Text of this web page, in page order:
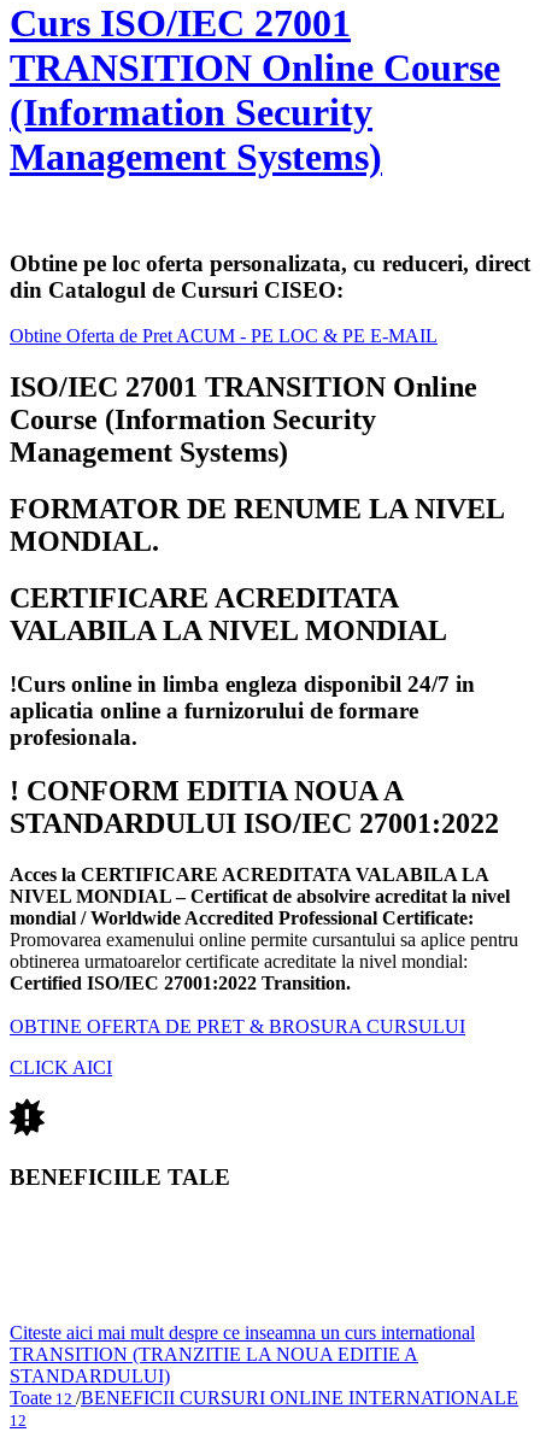
Curs ISO/IEC 27001
TRANSITION Online Course
(Information Security
Management Systems)
Obtine pe loc oferta personalizata, cu reduceri, direct
din Catalogul de Cursuri CISEO:
Obtine Oferta de Pret ACUM - PE LOC & PE E-MAIL
ISO/IEC 27001 TRANSITION Online
Course (Information Security
Management Systems)
FORMATOR DE RENUME LA NIVEL
MONDIAL.
CERTIFICARE ACREDITATA
VALABILA LA NIVEL MONDIAL
!Curs online in limba engleza disponibil 24/7 in
aplicatia online a furnizorului de formare
profesionala.
! CONFORM EDITIA NOUA A
STANDARDULUI ISO/IEC 27001:2022
Acces la CERTIFICARE ACREDITATA VALABILA LA
NIVEL MONDIAL – Certificat de absolvire acreditat la nivel
mondial / Worldwide Accredited Professional Certificate:
Promovarea examenului online permite cursantului sa aplice pentru
obtinerea urmatoarelor certificate acreditate la nivel mondial:
Certified ISO/IEC 27001:2022 Transition.
OBTINE OFERTA DE PRET & BROSURA CURSULUI
CLICK AICI
BENEFICIILE TALE
Citeste aici mai mult despre ce inseamna un curs international
TRANSITION (TRANZITIE LA NOUA EDITIE A
STANDARDULUI)
Toate 12 /BENEFICII CURSURI ONLINE INTERNATIONALE
12